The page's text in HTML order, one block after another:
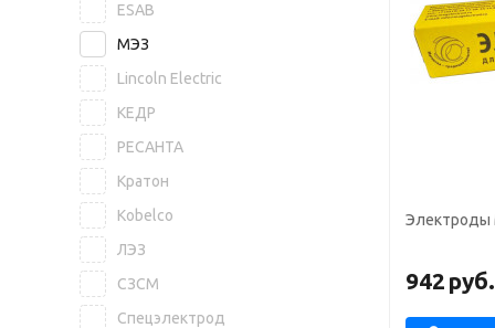
942 руб.
ESAB
МЭЗ
Lincoln Electric
КЕДР
РЕСАНТА
Кратон
Kobelco
ЛЭЗ
СЗСМ
Спецэлектрод